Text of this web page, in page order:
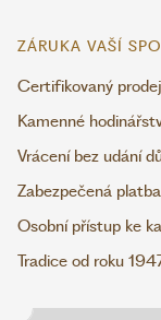
ZÁRUKA VAŠÍ
Certifikovaný
Kamenné
Vrácení bez udání
Zabezpečená
Osobní přístup ke
Tradice od roku